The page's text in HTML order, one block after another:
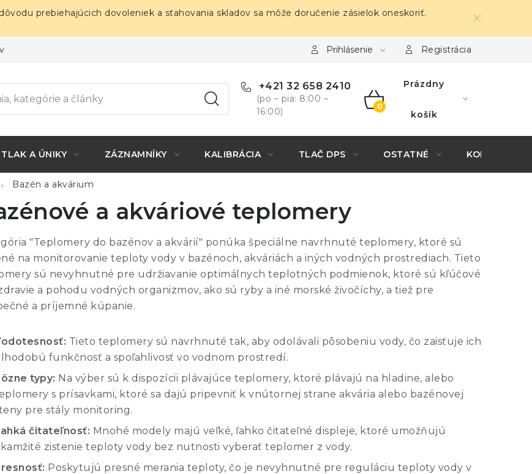
prebiehajúcich dovoleniek a sťahovania skladov sa môže doručenie zásielok oneskoriť.
Prihlásenie Registrácia
+421 32 658 2410
(po – pia: 8:00 –
16:00)
NÁKUPNÝ
Prázdny
košík
TLAK A ÚNIKY ZÁZNAMNÍKY KALIBRÁCIA TLAČ DPS OSTATNÉ KONTAKTY
Bazén a akvárium
a akváriové teplomery
"Teplomery do bazénov a akvárií" ponúka špeciálne navrhnuté teplomery, ktoré sú
na monitorovanie teploty vody v bazénoch, akváriách a iných vodných prostrediach. Tieto
sú nevyhnutné pre udržiavanie optimálnych teplotných podmienok, ktoré sú kľúčové
a pohodu vodných organizmov, ako sú ryby a iné morské živočíchy, a tiež pre
a príjemné kúpanie.
Tieto teplomery sú navrhnuté tak, aby odolávali pôsobeniu vody, čo zaisťuje ich
funkčnosť a spoľahlivosť vo vodnom prostredí.
typy: Na výber sú k dispozícii plávajúce teplomery, ktoré plávajú na hladine, alebo
s prísavkami, ktoré sa dajú pripevniť k vnútornej strane akvária alebo bazénovej
pre stály monitoring.
čitateľnosť: Mnohé modely majú veľké, ľahko čitateľné displeje, ktoré umožňujú
zistenie teploty vody bez nutnosti vyberať teplomer z vody.
Poskytujú presné merania teploty, čo je nevyhnutné pre reguláciu teploty vody v